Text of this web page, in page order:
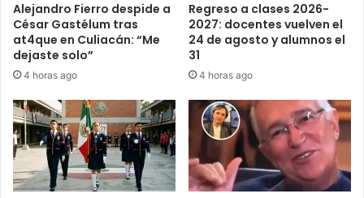
Alejandro Fierro despide a
César Gastélum tras
at4que en Culiacán: “Me
dejaste solo”
4 horas ago
Regreso a clases 2026-
2027: docentes vuelven el
24 de agosto y alumnos el
31
4 horas ago